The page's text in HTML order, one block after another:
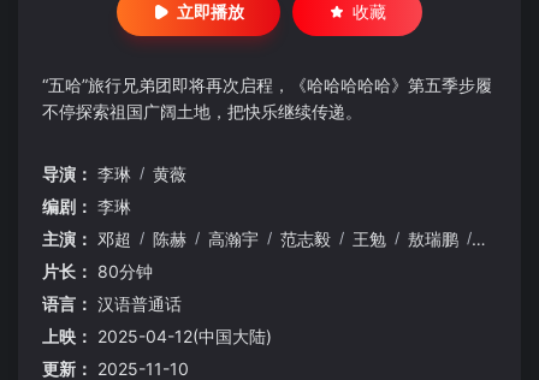
立即播放 收藏
“五哈”旅行兄弟团即将再次启程，《哈哈哈哈哈》第五季步履
不停探索祖国广阔土地，把快乐继续传递。
导演： 李琳 / 黄薇
编剧： 李琳
主演： 邓超 / 陈赫 / 高瀚宇 / 范志毅 / 王勉 / 敖瑞鹏 / 任重
片长： 80分钟
语言： 汉语普通话
上映： 2025-04-12(中国大陆)
更新： 2025-11-10